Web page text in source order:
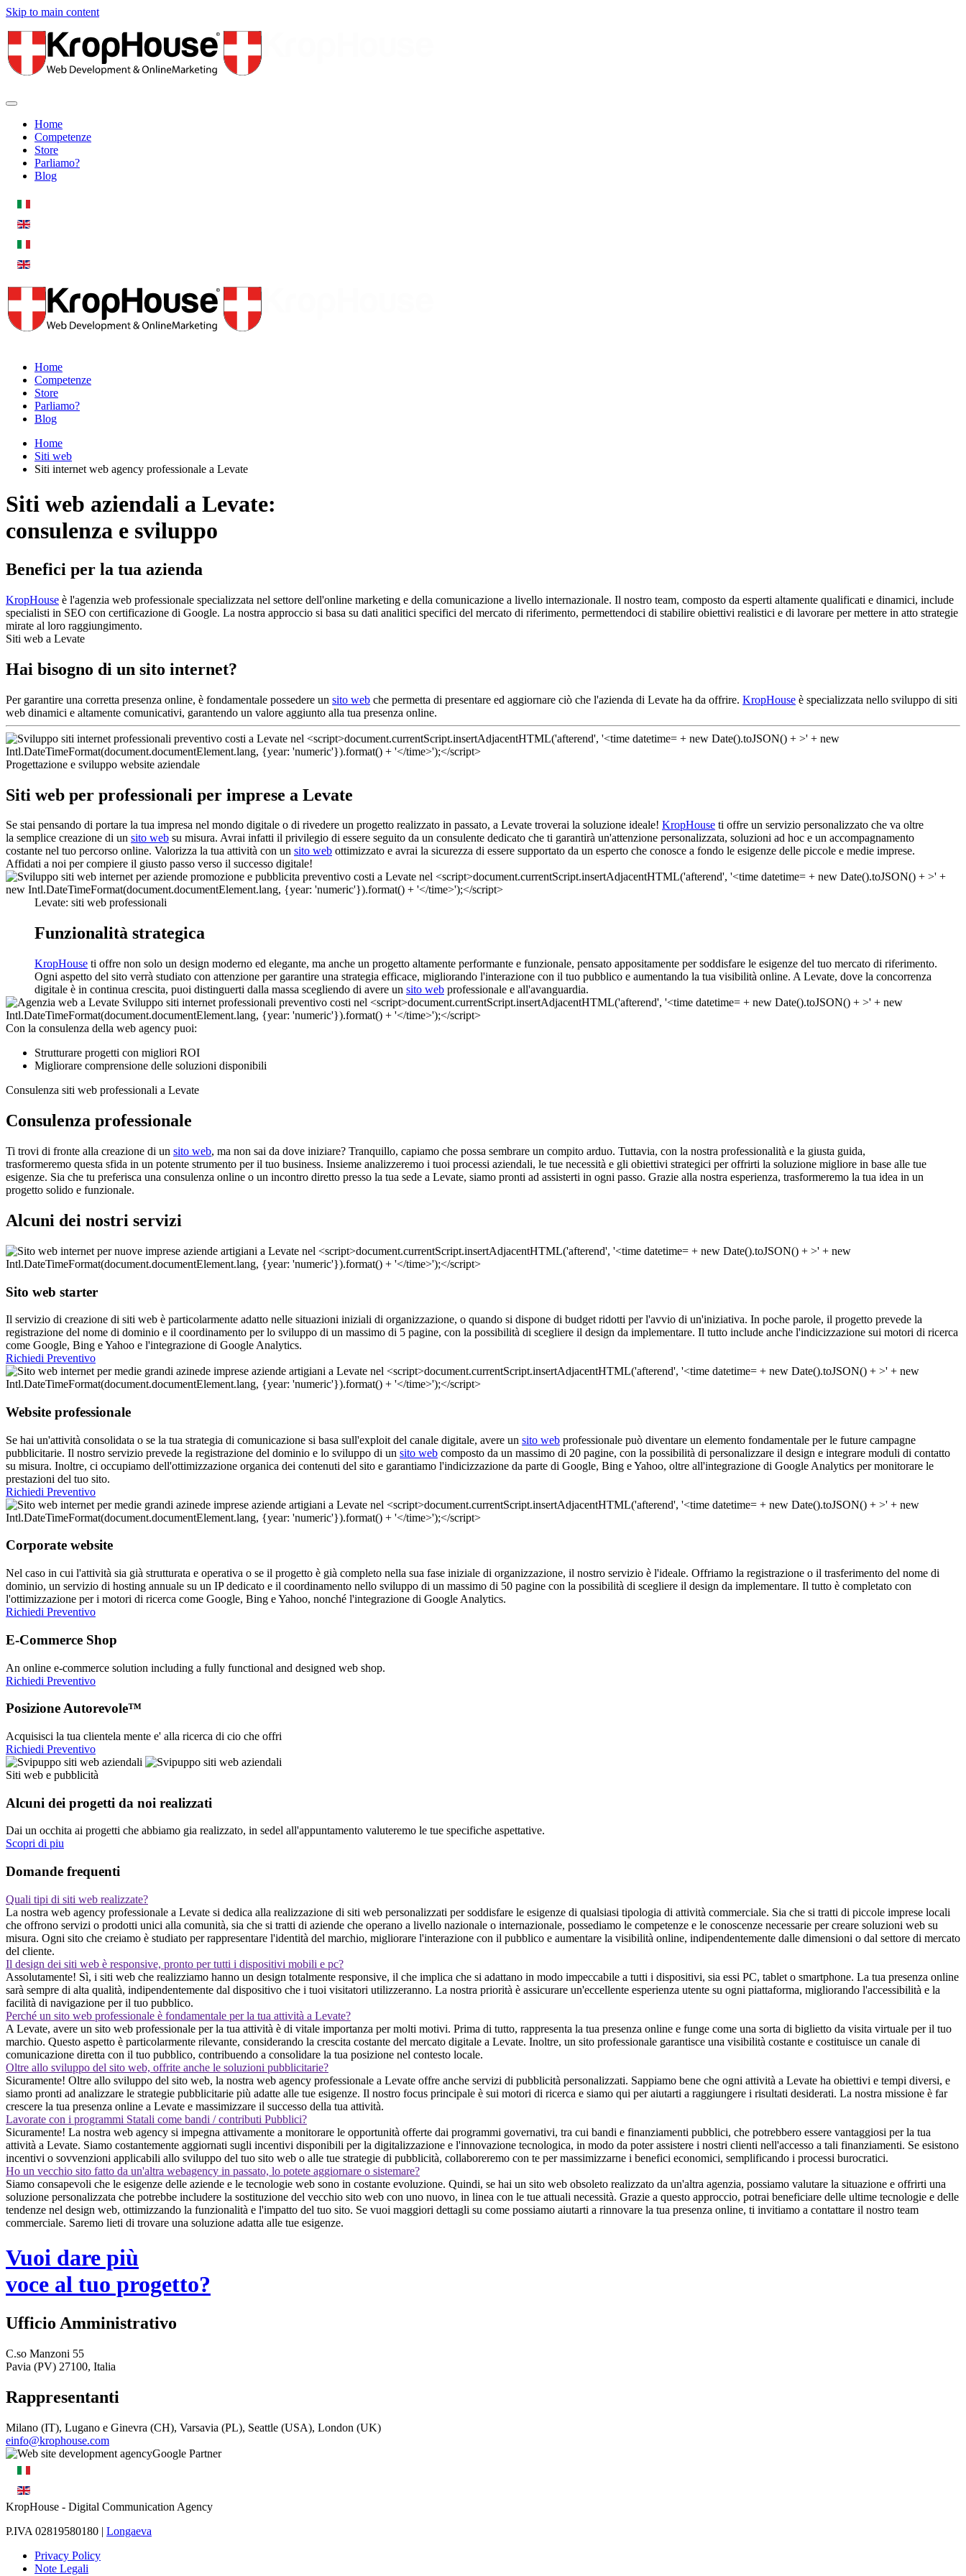
Skip to main content
Home
Competenze
Store
Parliamo?
Blog
Home
Competenze
Store
Parliamo?
Blog
Home
Siti web
Siti internet web agency professionale a Levate
Siti web aziendali a Levate:
consulenza e sviluppo
Benefici per la tua azienda
KropHouse è l'agenzia web professionale specializzata nel settore dell'online marketing e della comunicazione a livello internazionale. Il nostro team, composto da esperti altamente qualificati e dinamici, include
specialisti in SEO con certificazione di Google. La nostra approccio si basa su dati analitici specifici del mercato di riferimento, permettendoci di stabilire obiettivi realistici e di lavorare per mettere in atto strategie
mirate al loro raggiungimento.
Siti web a Levate
Hai bisogno di un sito internet?
Per garantire una corretta presenza online, è fondamentale possedere un sito web che permetta di presentare ed aggiornare ciò che l'azienda di Levate ha da offrire. KropHouse è specializzata nello sviluppo di siti
web dinamici e altamente comunicativi, garantendo un valore aggiunto alla tua presenza online.
Progettazione e sviluppo website aziendale
Siti web per professionali per imprese a Levate
Se stai pensando di portare la tua impresa nel mondo digitale o di rivedere un progetto realizzato in passato, a Levate troverai la soluzione ideale! KropHouse ti offre un servizio personalizzato che va oltre
la semplice creazione di un sito web su misura. Avrai infatti il privilegio di essere seguito da un consulente dedicato che ti garantirà un'attenzione personalizzata, soluzioni ad hoc e un accompagnamento
costante nel tuo percorso online. Valorizza la tua attività con un sito web ottimizzato e avrai la sicurezza di essere supportato da un esperto che conosce a fondo le esigenze delle piccole e medie imprese.
Affidati a noi per compiere il giusto passo verso il successo digitale!
Levate: siti web professionali
Funzionalità strategica
KropHouse ti offre non solo un design moderno ed elegante, ma anche un progetto altamente performante e funzionale, pensato appositamente per soddisfare le esigenze del tuo mercato di riferimento.
Ogni aspetto del sito verrà studiato con attenzione per garantire una strategia efficace, migliorando l'interazione con il tuo pubblico e aumentando la tua visibilità online. A Levate, dove la concorrenza
digitale è in continua crescita, puoi distinguerti dalla massa scegliendo di avere un sito web professionale e all'avanguardia.
Con la consulenza della web agency puoi:
Strutturare progetti con migliori ROI
Migliorare comprensione delle soluzioni disponibili
Consulenza siti web professionali a Levate
Consulenza professionale
Ti trovi di fronte alla creazione di un sito web, ma non sai da dove iniziare? Tranquillo, capiamo che possa sembrare un compito arduo. Tuttavia, con la nostra professionalità e la giusta guida,
trasformeremo questa sfida in un potente strumento per il tuo business. Insieme analizzeremo i tuoi processi aziendali, le tue necessità e gli obiettivi strategici per offrirti la soluzione migliore in base alle tue
esigenze. Sia che tu preferisca una consulenza online o un incontro diretto presso la tua sede a Levate, siamo pronti ad assisterti in ogni passo. Grazie alla nostra esperienza, trasformeremo la tua idea in un
progetto solido e funzionale.
Alcuni dei nostri servizi
Sito web starter
Il servizio di creazione di siti web è particolarmente adatto nelle situazioni iniziali di organizzazione, o quando si dispone di budget ridotti per l'avvio di un'iniziativa. In poche parole, il progetto prevede la
registrazione del nome di dominio e il coordinamento per lo sviluppo di un massimo di 5 pagine, con la possibilità di scegliere il design da implementare. Il tutto include anche l'indicizzazione sui motori di ricerca
come Google, Bing e Yahoo e l'integrazione di Google Analytics.
Richiedi Preventivo
Website professionale
Se hai un'attività consolidata o se la tua strategia di comunicazione si basa sull'exploit del canale digitale, avere un sito web professionale può diventare un elemento fondamentale per le future campagne
pubblicitarie. Il nostro servizio prevede la registrazione del dominio e lo sviluppo di un sito web composto da un massimo di 20 pagine, con la possibilità di personalizzare il design e integrare moduli di contatto
su misura. Inoltre, ci occupiamo dell'ottimizzazione organica dei contenuti del sito e garantiamo l'indicizzazione da parte di Google, Bing e Yahoo, oltre all'integrazione di Google Analytics per monitorare le
prestazioni del tuo sito.
Richiedi Preventivo
Corporate website
Nel caso in cui l'attività sia già strutturata e operativa o se il progetto è già completo nella sua fase iniziale di organizzazione, il nostro servizio è l'ideale. Offriamo la registrazione o il trasferimento del nome di
dominio, un servizio di hosting annuale su un IP dedicato e il coordinamento nello sviluppo di un massimo di 50 pagine con la possibilità di scegliere il design da implementare. Il tutto è completato con
l'ottimizzazione per i motori di ricerca come Google, Bing e Yahoo, nonché l'integrazione di Google Analytics.
Richiedi Preventivo
E-Commerce Shop
An online e-commerce solution including a fully functional and designed web shop.
Richiedi Preventivo
Posizione Autorevole™
Acquisisci la tua clientela mente e' alla ricerca di cio che offri
Richiedi Preventivo
Siti web e pubblicità
Alcuni dei progetti da noi realizzati
Dai un occhita ai progetti che abbiamo gia realizzato, in sedel all'appuntamento valuteremo le tue specifiche aspettative.
Scopri di piu
Domande frequenti
Quali tipi di siti web realizzate?
La nostra web agency professionale a Levate si dedica alla realizzazione di siti web personalizzati per soddisfare le esigenze di qualsiasi tipologia di attività commerciale. Sia che si tratti di piccole imprese locali
che offrono servizi o prodotti unici alla comunità, sia che si tratti di aziende che operano a livello nazionale o internazionale, possediamo le competenze e le conoscenze necessarie per creare soluzioni web su
misura. Ogni sito che creiamo è studiato per rappresentare l'identità del marchio, migliorare l'interazione con il pubblico e aumentare la visibilità online, indipendentemente dalle dimensioni o dal settore di mercato
del cliente.
Il design dei siti web è responsive, pronto per tutti i dispositivi mobili e pc?
Assolutamente! Sì, i siti web che realizziamo hanno un design totalmente responsive, il che implica che si adattano in modo impeccabile a tutti i dispositivi, sia essi PC, tablet o smartphone. La tua presenza online
sarà sempre di alta qualità, indipendentemente dal dispositivo che i tuoi visitatori utilizzeranno. La nostra priorità è assicurare un'eccellente esperienza utente su ogni piattaforma, migliorando l'accessibilità e la
facilità di navigazione per il tuo pubblico.
Perché un sito web professionale è fondamentale per la tua attività a Levate?
A Levate, avere un sito web professionale per la tua attività è di vitale importanza per molti motivi. Prima di tutto, rappresenta la tua presenza online e funge come una sorta di biglietto da visita virtuale per il tuo
marchio. Questo aspetto è particolarmente rilevante, considerando la crescita costante del mercato digitale a Levate. Inoltre, un sito professionale garantisce una visibilità costante e costituisce un canale di
comunicazione diretta con il tuo pubblico, contribuendo a consolidare la tua posizione nel contesto locale.
Oltre allo sviluppo del sito web, offrite anche le soluzioni pubblicitarie?
Sicuramente! Oltre allo sviluppo del sito web, la nostra web agency professionale a Levate offre anche servizi di pubblicità personalizzati. Sappiamo bene che ogni attività a Levate ha obiettivi e tempi diversi, e
siamo pronti ad analizzare le strategie pubblicitarie più adatte alle tue esigenze. Il nostro focus principale è sui motori di ricerca e siamo qui per aiutarti a raggiungere i risultati desiderati. La nostra missione è far
crescere la tua presenza online a Levate e massimizzare il successo della tua attività.
Lavorate con i programmi Statali come bandi / contributi Pubblici?
Sicuramente! La nostra web agency si impegna attivamente a monitorare le opportunità offerte dai programmi governativi, tra cui bandi e finanziamenti pubblici, che potrebbero essere vantaggiosi per la tua
attività a Levate. Siamo costantemente aggiornati sugli incentivi disponibili per la digitalizzazione e l'innovazione tecnologica, in modo da poter assistere i nostri clienti nell'accesso a tali finanziamenti. Se esistono
incentivi o sovvenzioni applicabili allo sviluppo del tuo sito web o alle tue strategie di pubblicità, collaboreremo con te per massimizzarne i benefici economici, semplificando i processi burocratici.
Ho un vecchio sito fatto da un'altra webagency in passato, lo potete aggiornare o sistemare?
Siamo consapevoli che le esigenze delle aziende e le tecnologie web sono in costante evoluzione. Quindi, se hai un sito web obsoleto realizzato da un'altra agenzia, possiamo valutare la situazione e offrirti una
soluzione personalizzata che potrebbe includere la sostituzione del vecchio sito web con uno nuovo, in linea con le tue attuali necessità. Grazie a questo approccio, potrai beneficiare delle ultime tecnologie e delle
tendenze nel design web, ottimizzando la funzionalità e l'impatto del tuo sito. Se vuoi maggiori dettagli su come possiamo aiutarti a rinnovare la tua presenza online, ti invitiamo a contattare il nostro team
commerciale. Saremo lieti di trovare una soluzione adatta alle tue esigenze.
Vuoi dare più
voce al tuo progetto?
Ufficio Amministrativo
C.so Manzoni 55
Pavia (PV) 27100, Italia
Rappresentanti
Milano (IT), Lugano e Ginevra (CH), Varsavia (PL), Seattle (USA), London (UK)
einfo@krophouse.com
KropHouse - Digital Communication Agency
P.IVA 02819580180 | Longaeva
Privacy Policy
Note Legali